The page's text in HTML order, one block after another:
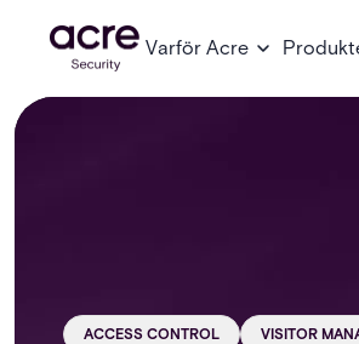
Varför Acre
ACCESS CONTROL VISITOR